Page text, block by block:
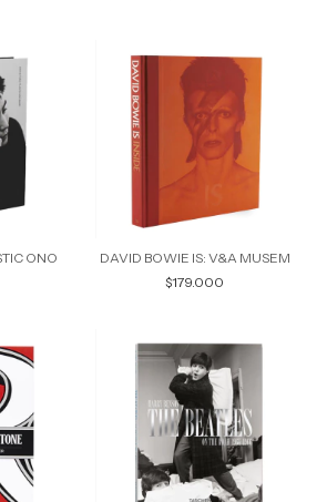
ONO
DAVID BOWIE IS: V&A MUSEM
$179.000